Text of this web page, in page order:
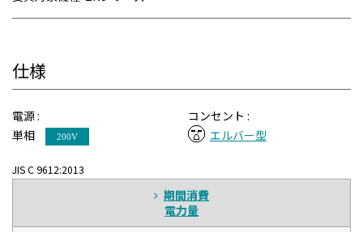
仕様
電源 :
単相
200V
コンセント :
エルバー型
JIS C 9612:2013
期間消費
電力量